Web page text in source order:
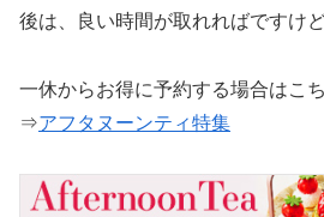
後は、良い時間が取れればですけど
一休からお得に予約する場合はこ
⇒アフタヌーンティ特集